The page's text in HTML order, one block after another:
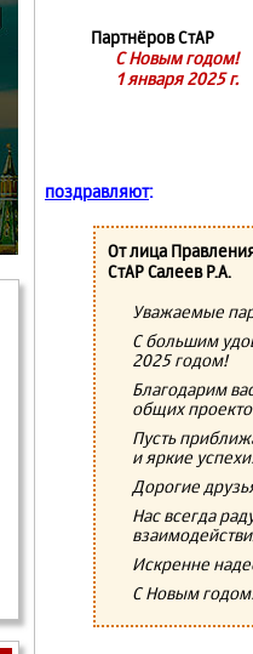
Партнёров СтАР
С Новым годом!
1 января 2025 г.
поздравляют:
От лица
СтАР Салеев Р.А.
Уважаемые
С большим
2025 годом!
Благодарим
общих
Пусть
и яркие
Дорогие
Нас всегда
Искренне
С Новым